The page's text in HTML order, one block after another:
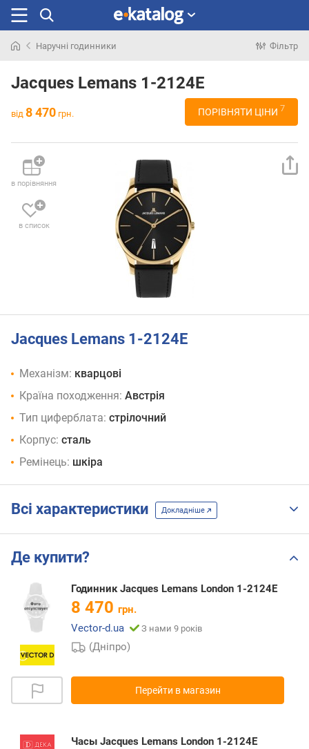
раніше
Наручні годинники Фільтр
Jacques Lemans 1-2124E
від 8 470 грн. ПОРІВНЯТИ ЦІНИ 7
в порівняння
в список
Jacques Lemans 1-2124E
Механізм: кварцові
Країна походження: Австрія
Тип циферблата: стрілочний
Корпус: сталь
Ремінець: шкіра
Всі характеристики Докладніше
Де купити?
Годинник Jacques Lemans London 1-2124E
8 470 грн.
Vector-d.ua
З нами 9 років
(Дніпро)
Перейти в магазин
Часы Jacques Lemans London 1-2124E